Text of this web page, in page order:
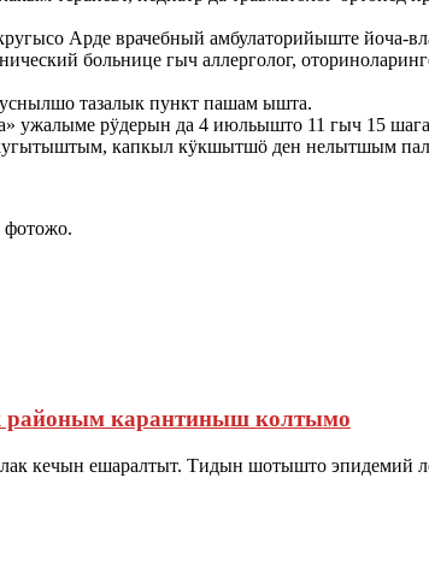
Арде врачебный амбулаторийыште йоча-
больнице гыч аллерголог,
тазалык пункт пашам ышта.
ужалыме рӱдерын да 4 июльышто 11 гыч 15
капкыл кӱкшытшӧ ден нелытшым
районым карантиныш колтымо
кечын ешаралтыт. Тидын шотышто эпидемий